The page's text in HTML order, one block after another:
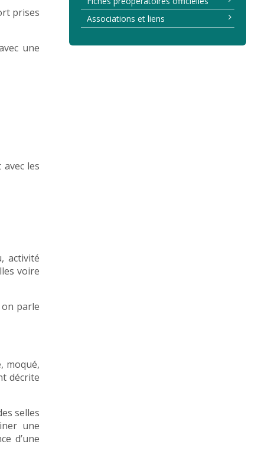
prises
une
les
activité
voire
parle
moqué,
décrite
selles
une
d’une
Associations et liens